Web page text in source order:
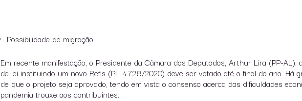
Possibilidade de migração
Em recente manifestação, o Presidente da Câmara dos Deputados, Arthur Lira (PP-AL),
de lei instituindo um novo Refis (PL 4.728/2020) deve ser votado até o final do ano. Há
de que o projeto seja aprovado, tendo em vista o consenso acerca das dificuldades
pandemia trouxe aos contribuintes.